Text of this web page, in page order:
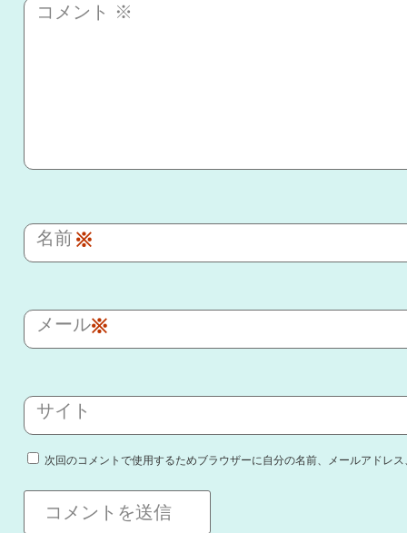
コメント ※
名前 ※
メール※
サイト
次回のコメントで使用するためブラウザーに自分の名前、メールアドレ